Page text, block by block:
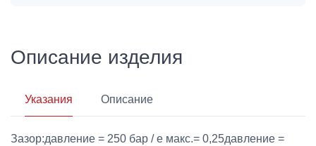
Описание изделия
Указания Описание
Зазор:давление = 250 бар / e макс.= 0,25давление =